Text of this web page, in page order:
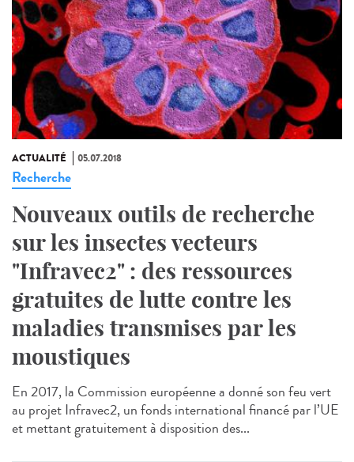
ACTUALITÉ 05.07.2018
Recherche
Nouveaux outils de recherche
sur les insectes vecteurs
"Infravec2" : des ressources
gratuites de lutte contre les
maladies transmises par les
moustiques
En 2017, la Commission européenne a donné son feu vert
au projet Infravec2, un fonds international financé par l’UE
et mettant gratuitement à disposition des...